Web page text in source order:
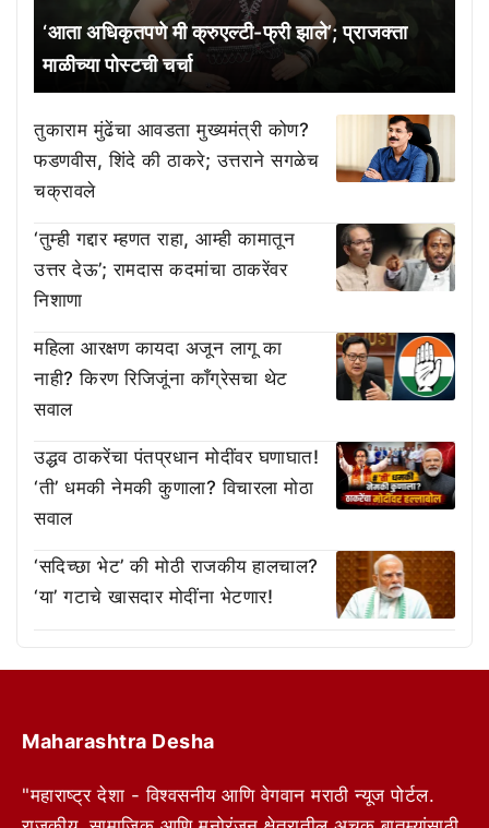
‘आता अधिकृतपणे मी क्रुएल्टी-फ्री झाले’; प्राजक्ता
माळीच्या पोस्टची चर्चा
तुकाराम मुंढेंचा आवडता मुख्यमंत्री कोण?
फडणवीस, शिंदे की ठाकरे; उत्तराने सगळेच
चक्रावले
‘तुम्ही गद्दार म्हणत राहा, आम्ही कामातून
उत्तर देऊ’; रामदास कदमांचा ठाकरेंवर
निशाणा
महिला आरक्षण कायदा अजून लागू का
नाही? किरण रिजिजूंना काँग्रेसचा थेट
सवाल
उद्धव ठाकरेंचा पंतप्रधान मोदींवर घणाघात!
‘ती’ धमकी नेमकी कुणाला? विचारला मोठा
सवाल
‘सदिच्छा भेट’ की मोठी राजकीय हालचाल?
‘या’ गटाचे खासदार मोदींना भेटणार!
Maharashtra Desha
"महाराष्ट्र देशा - विश्वसनीय आणि वेगवान मराठी न्यूज पोर्टल.